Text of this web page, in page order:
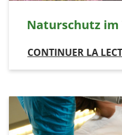
Naturschutz im
CONTINUER LA